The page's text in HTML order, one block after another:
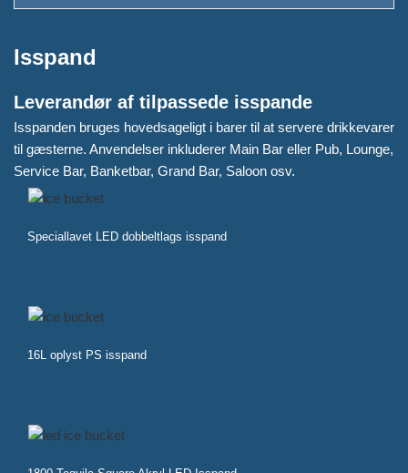
Isspand
Leverandør af tilpassede isspande
Isspanden bruges hovedsageligt i barer til at servere drikkevarer
til gæsterne. Anvendelser inkluderer Main Bar eller Pub, Lounge,
Service Bar, Banketbar, Grand Bar, Saloon osv.
Speciallavet LED dobbeltlags isspand
16L oplyst PS isspand